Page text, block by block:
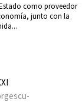
como proveedor
junto con la